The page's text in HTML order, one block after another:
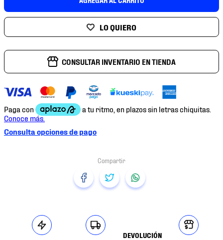
CONSULTAR INVENTARIO EN TIENDA
Consulta opciones de pago
DEVOLUCIÓN